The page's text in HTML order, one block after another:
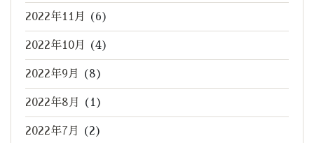
2022年11月 (6)
2022年10月 (4)
2022年9月 (8)
2022年8月 (1)
2022年7月 (2)